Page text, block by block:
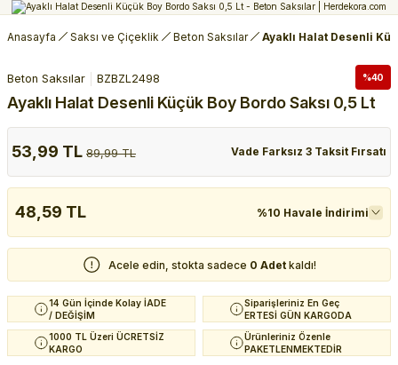
Anasayfa Saksı ve Çiçeklik Beton Saksılar Ayaklı Halat Desenli
%40
Beton Saksılar BZBZL2498
Ayaklı Halat Desenli Küçük Boy Bordo Saksı 0,5 Lt
53,99 TL 89,99 TL Vade Farksız 3 Taksit Fırsatı
48,59 TL %10 Havale İndirimi
Acele edin, stokta sadece 0 Adet kaldı!
14 Gün İçinde Kolay İADE
/ DEĞİŞİM
Siparişleriniz En Geç
ERTESİ GÜN KARGODA
1000 TL Üzeri ÜCRETSİZ
KARGO
Ürünleriniz Özenle
PAKETLENMEKTEDİR